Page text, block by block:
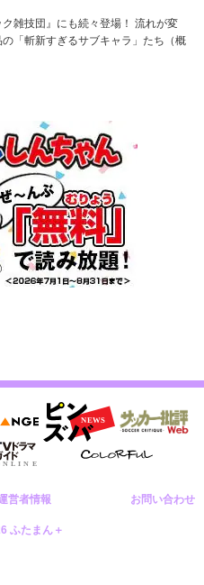
雑技団』にも続々登場！ 流れが変
「斬新すぎるサブキャラ」たち（概
営者情報 お問い合わせ
ふたまん＋